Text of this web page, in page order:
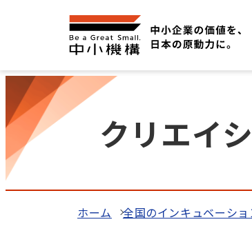
クリエイ
ホーム 全国のインキュベーシ